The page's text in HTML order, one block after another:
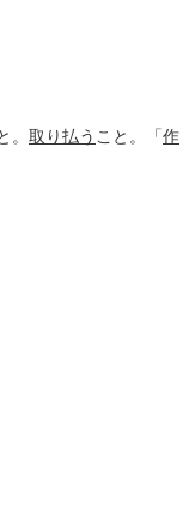
。 取り払う こと。「作